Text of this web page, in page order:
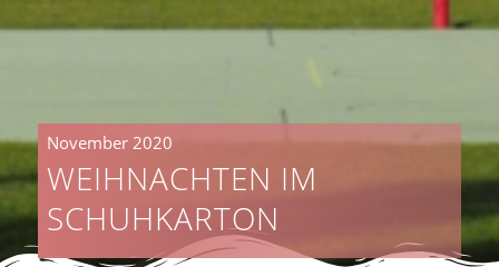
November 2020
WEIHNACHTEN IM
SCHUHKARTON